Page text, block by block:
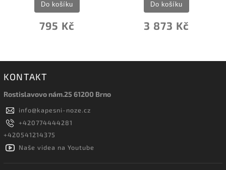
795 Kč
Do košíku
3 873 Kč
Do košíku
KONTAKT
Rostislavovo nám.25 61200 Brno
info@kapesni-noze.cz
+420774444281
+420541214375
Naše videa na Youtube